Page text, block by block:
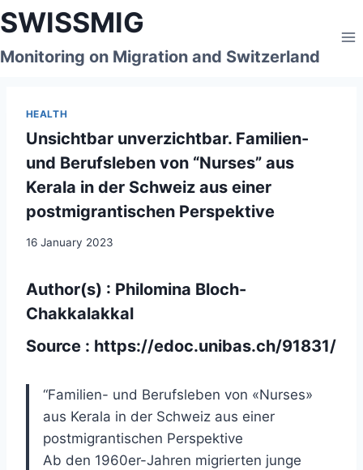
Skip
to
content
SWISSMIG
Monitoring on Migration and Switzerland
HEALTH
Unsichtbar unverzichtbar. Familien-
und Berufsleben von “Nurses” aus
Kerala in der Schweiz aus einer
postmigrantischen Perspektive
16 January 2023
Author(s) : Philomina Bloch-
Chakkalakkal
Source : https://edoc.unibas.ch/91831/
“Familien- und Berufsleben von «Nurses»
aus Kerala in der Schweiz aus einer
postmigrantischen Perspektive
Ab den 1960er-Jahren migrierten junge